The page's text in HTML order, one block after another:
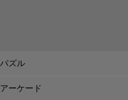
パズル
アーケード